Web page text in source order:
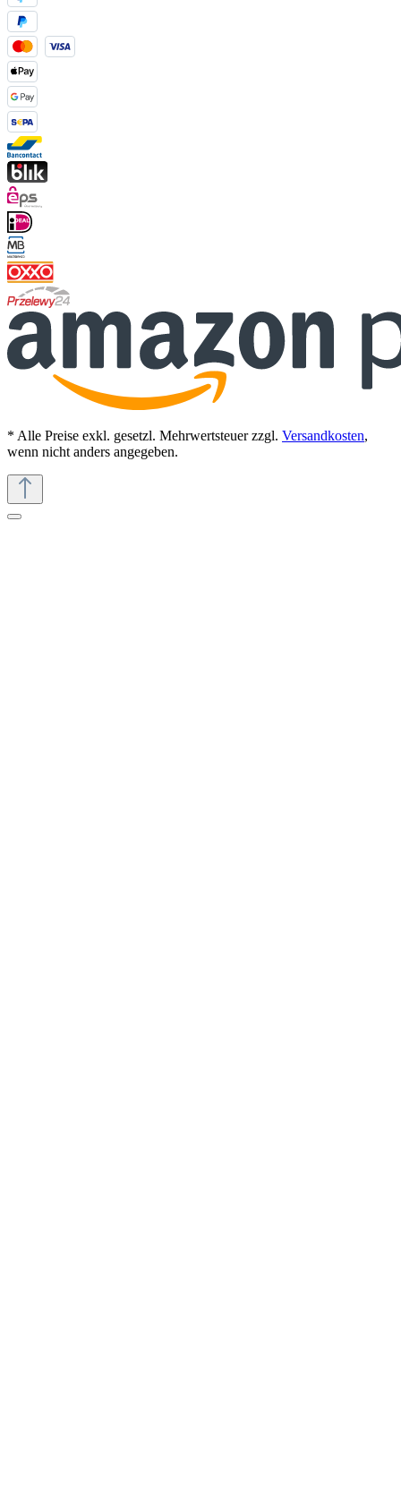
* Alle Preise exkl. gesetzl. Mehrwertsteuer zzgl. Versandkosten,
wenn nicht anders angegeben.